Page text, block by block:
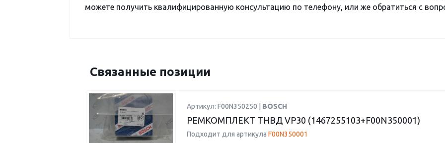
можете получить квалифицированную консультацию по телефону, или же обратиться с
Связанные позиции
Артикул: F00N350250 | BOSCH
РЕМКОМПЛЕКТ ТНВД VP30 (1467255103+F00N350001)
Подходит для артикула F00N350001